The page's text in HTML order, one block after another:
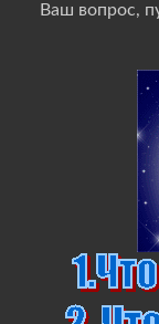
Ваш вопрос,